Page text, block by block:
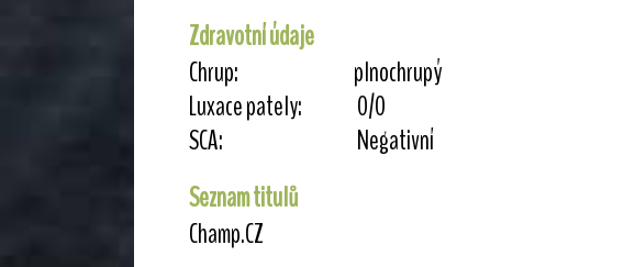
Zdravotní údaje
Chrup:
plnochrupý
Luxace pately:
0/0
SCA:
Negativní
Seznam titulů
Champ.CZ